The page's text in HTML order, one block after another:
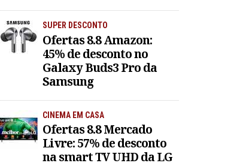
SUPER DESCONTO
Ofertas 8.8 Amazon:
45% de desconto no
Galaxy Buds3 Pro da
Samsung
CINEMA EM CASA
Ofertas 8.8 Mercado
Livre: 57% de desconto
na smart TV UHD da LG